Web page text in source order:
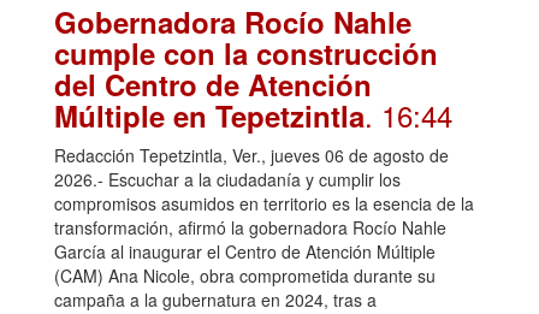
Gobernadora Rocío Nahle
cumple con la construcción
del Centro de Atención
Múltiple en Tepetzintla. 16:44
Redacción Tepetzintla, Ver., jueves 06 de agosto de
2026.- Escuchar a la ciudadanía y cumplir los
compromisos asumidos en territorio es la esencia de la
transformación, afirmó la gobernadora Rocío Nahle
García al inaugurar el Centro de Atención Múltiple
(CAM) Ana Nicole, obra comprometida durante su
campaña a la gubernatura en 2024, tras a